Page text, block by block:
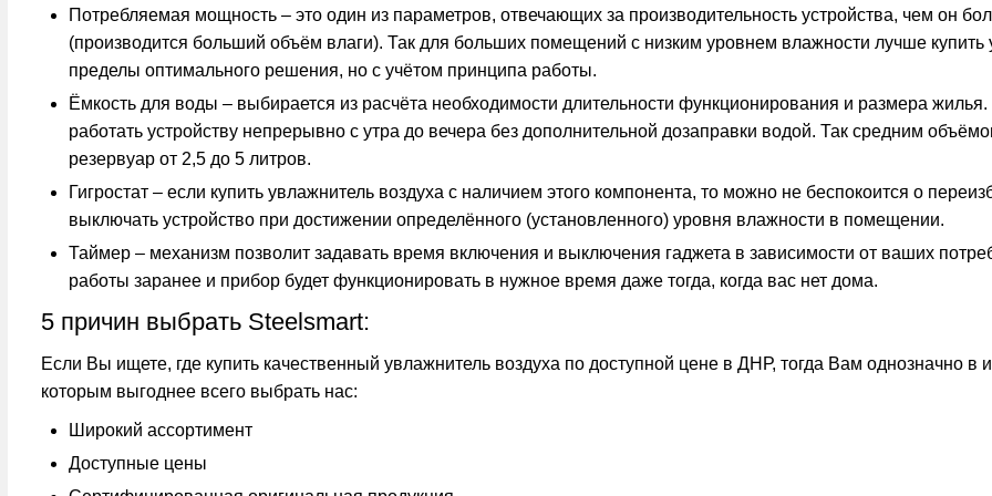
Потребляемая мощность – это один из параметров, отвечающих за производительность устройства, чем он
(производится больший объём влаги). Так для больших помещений с низким уровнем влажности лучше
пределы оптимального решения, но с учётом принципа работы.
Ёмкость для воды – выбирается из расчёта необходимости длительности функционирования и размера
работать устройству непрерывно с утра до вечера без дополнительной дозаправки водой. Так средним
резервуар от 2,5 до 5 литров.
Гигростат – если купить увлажнитель воздуха с наличием этого компонента, то можно не беспокоится о
выключать устройство при достижении определённого (установленного) уровня влажности в помещении.
Таймер – механизм позволит задавать время включения и выключения гаджета в зависимости от ваших
работы заранее и прибор будет функционировать в нужное время даже тогда, когда вас нет дома.
5 причин выбрать Steelsmart:
Если Вы ищете, где купить качественный увлажнитель воздуха по доступной цене в ДНР, тогда Вам однозначно в
которым выгоднее всего выбрать нас:
Широкий ассортимент
Доступные цены